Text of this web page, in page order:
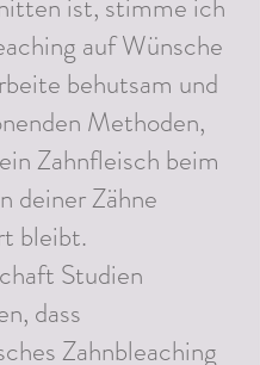
auf Wünsche
behutsam und
Methoden,
Zahnfleisch beim
deiner Zähne
bleibt.
Studien
dass
Zahnbleaching